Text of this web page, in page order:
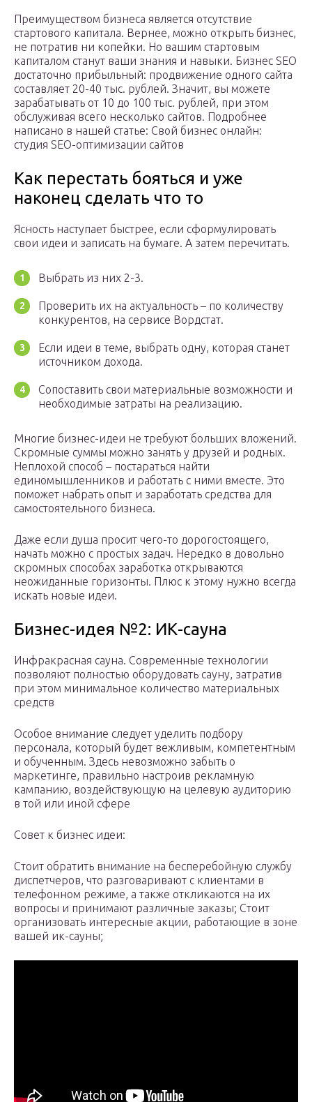
Преимуществом бизнеса является отсутствие
стартового капитала. Вернее, можно открыть бизнес,
не потратив ни копейки. Но вашим стартовым
капиталом станут ваши знания и навыки. Бизнес SEO
достаточно прибыльный: продвижение одного сайта
составляет 20-40 тыс. рублей. Значит, вы можете
зарабатывать от 10 до 100 тыс. рублей, при этом
обслуживая всего несколько сайтов. Подробнее
написано в нашей статье: Свой бизнес онлайн:
студия SEO-оптимизации сайтов
Как перестать бояться и уже
наконец сделать что то
Ясность наступает быстрее, если сформулировать
свои идеи и записать на бумаге. А затем перечитать.
Выбрать из них 2-3.
Проверить их на актуальность – по количеству
конкурентов, на сервисе Вордстат.
Если идеи в теме, выбрать одну, которая станет
источником дохода.
Сопоставить свои материальные возможности и
необходимые затраты на реализацию.
Многие бизнес-идеи не требуют больших вложений.
Скромные суммы можно занять у друзей и родных.
Неплохой способ – постараться найти
единомышленников и работать с ними вместе. Это
поможет набрать опыт и заработать средства для
самостоятельного бизнеса.
Даже если душа просит чего-то дорогостоящего,
начать можно с простых задач. Нередко в довольно
скромных способах заработка открываются
неожиданные горизонты. Плюс к этому нужно всегда
искать новые идеи.
Бизнес-идея №2: ИК-сауна
Инфракрасная сауна. Современные технологии
позволяют полностью оборудовать сауну, затратив
при этом минимальное количество материальных
средств
Особое внимание следует уделить подбору
персонала, который будет вежливым, компетентным
и обученным. Здесь невозможно забыть о
маркетинге, правильно настроив рекламную
кампанию, воздействующую на целевую аудиторию
в той или иной сфере
Совет к бизнес идеи:
Стоит обратить внимание на бесперебойную службу
диспетчеров, что разговаривают с клиентами в
телефонном режиме, а также откликаются на их
вопросы и принимают различные заказы; Стоит
организовать интересные акции, работающие в зоне
вашей ик-сауны;